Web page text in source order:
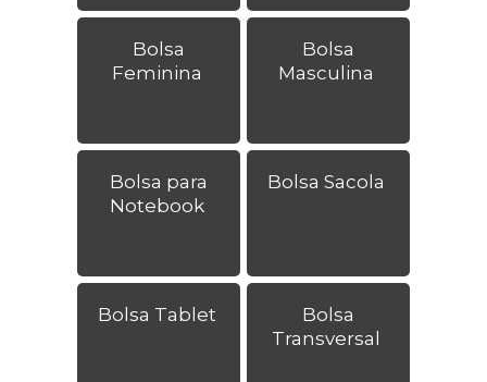
Bolsa
Feminina
Bolsa
Masculina
Bolsa para
Notebook
Bolsa Sacola
Bolsa Tablet
Bolsa
Transversal